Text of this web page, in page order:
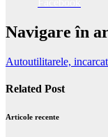
Navigare în
Autoutilitarele,
Related Post
Articole recente